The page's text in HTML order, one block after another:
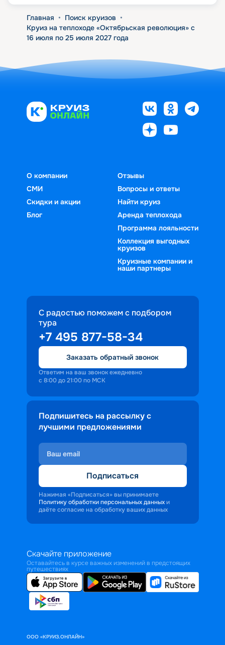
Главная • Поиск круизов •
Круиз на теплоходе «Октябрьская революция» с
16 июля по 25 июля 2027 года
О компании
СМИ
Скидки и акции
Блог
Отзывы
Вопросы и ответы
Найти круиз
Аренда теплохода
Программа лояльности
Коллекция выгодных
круизов
Круизные компании и
наши партнеры
С радостью поможем с подбором
тура
+7 495 877-58-34
Заказать обратный звонок
Ответим на ваш звонок ежедневно
с 8:00 до 21:00 по МСК
Подпишитесь на рассылку с
лучшими предложениями
Подписаться
Нажимая «Подписаться» вы принимаете
Политику обработки персональных данных и
даёте согласие на обработку ваших данных
Скачайте приложение
Оставайтесь в курсе важных изменений в предстоящих
путешествиях
ООО «КРУИЗ.ОНЛАЙН»